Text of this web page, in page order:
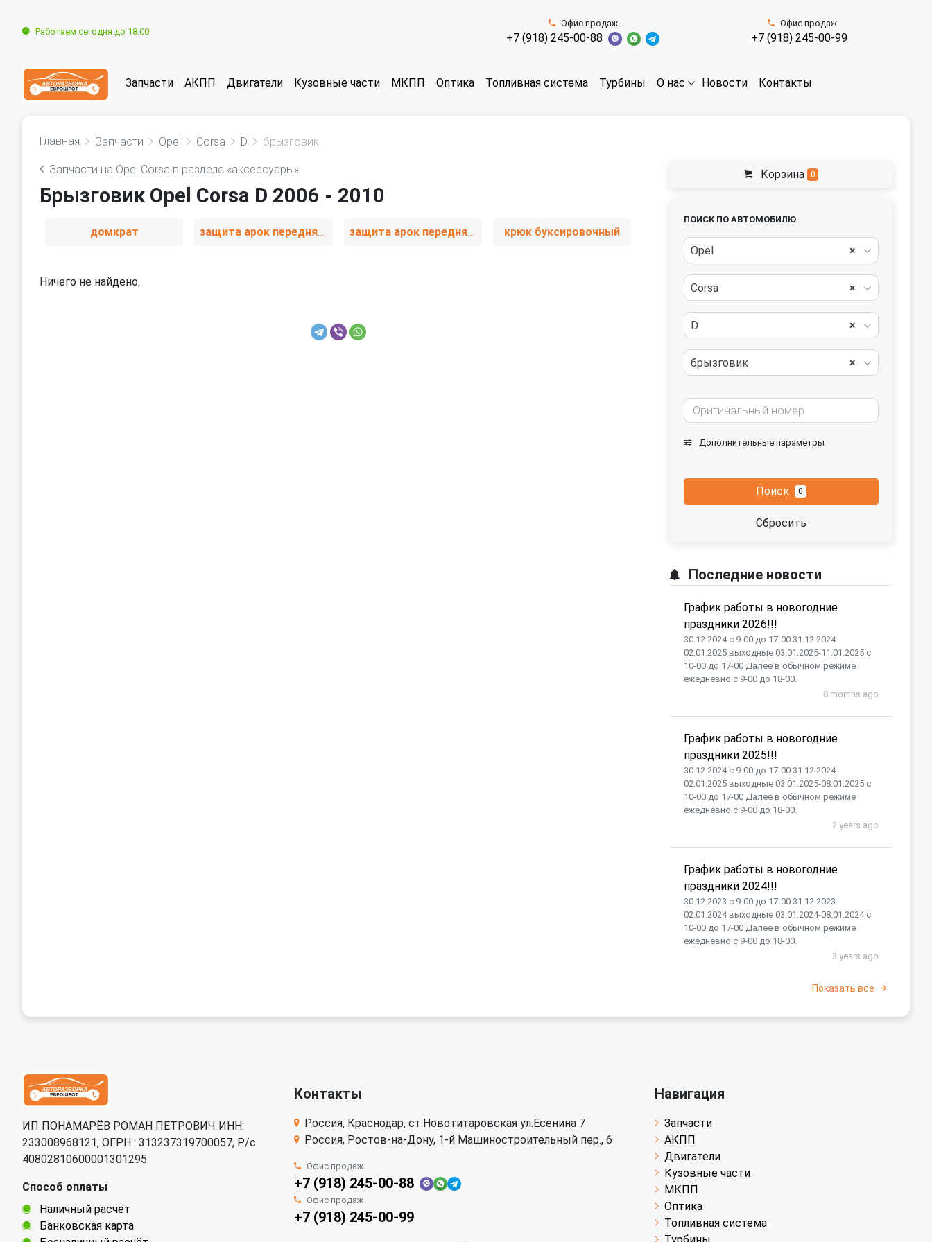
Работаем сегодня до 18:00
Офис продаж
+7 (918) 245-00-88
Офис продаж
+7 (918) 245-00-99
Запчасти АКПП Двигатели Кузовные части МКПП Оптика Топливная система Турбины О нас Новости Контакты
Главная Запчасти Opel Corsa D брызговик
Запчасти на Opel Corsa в разделе «аксессуары»
Брызговик Opel Corsa D 2006 - 2010
домкрат защита арок передняя левая (подкрылок) защита арок передняя правая (подкрылок) крюк буксировочный
Ничего не найдено.
Корзина 0
ПОИСК ПО АВТОМОБИЛЮ
×
Opel
×
Corsa
×
D
×
брызговик
Дополнительные параметры
Поиск 0
Сбросить
Последние новости
График работы в новогодние
праздники 2026!!!
30.12.2024 с 9-00 до 17-00 31.12.2024-
02.01.2025 выходные 03.01.2025-11.01.2025 с
10-00 до 17-00 Далее в обычном режиме
ежедневно с 9-00 до 18-00.
8 months ago
График работы в новогодние
праздники 2025!!!
30.12.2024 с 9-00 до 17-00 31.12.2024-
02.01.2025 выходные 03.01.2025-08.01.2025 с
10-00 до 17-00 Далее в обычном режиме
ежедневно с 9-00 до 18-00.
2 years ago
График работы в новогодние
праздники 2024!!!
30.12.2023 с 9-00 до 17-00 31.12.2023-
02.01.2024 выходные 03.01.2024-08.01.2024 с
10-00 до 17-00 Далее в обычном режиме
ежедневно с 9-00 до 18-00.
3 years ago
Показать все
ИП ПОНАМАРЁВ РОМАН ПЕТРОВИЧ ИНН:
233008968121, ОГРН : 313237319700057, Р/c
40802810600001301295
Способ оплаты
Наличный расчёт
Банковская карта
Контакты
Россия, Краснодар, ст.Новотитаровская ул.Есенина 7
Россия, Ростов-на-Дону, 1-й Машиностроительный пер., 6
Офис продаж
+7 (918) 245-00-88
Офис продаж
+7 (918) 245-00-99
Навигация
Запчасти
АКПП
Двигатели
Кузовные части
МКПП
Оптика
Топливная система